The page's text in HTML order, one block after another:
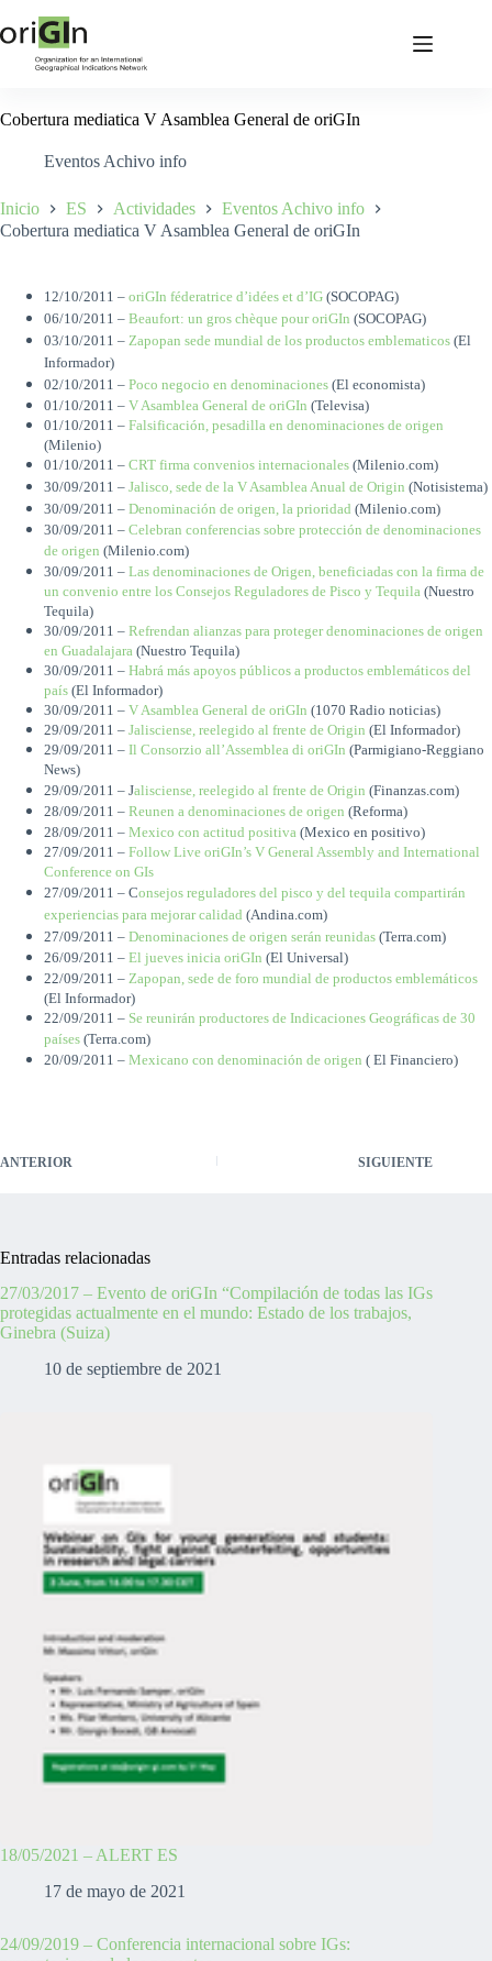
Cobertura mediatica V Asamblea General de oriGIn
Eventos Achivo info
Inicio ES Actividades
Eventos Achivo info
Cobertura mediatica V Asamblea General de oriGIn
12/10/2011 – oriGIn féderatrice d’idées et d’IG (SOCOPAG)
06/10/2011 – Beaufort: un gros chèque pour oriGIn (SOCOPAG)
03/10/2011 – Zapopan sede mundial de los productos emblematicos (El
Informador)
02/10/2011 – Poco negocio en denominaciones (El economista)
01/10/2011 – V Asamblea General de oriGIn (Televisa)
01/10/2011 – Falsificación, pesadilla en denominaciones de origen
(Milenio)
01/10/2011 – CRT firma convenios internacionales (Milenio.com)
30/09/2011 – Jalisco, sede de la V Asamblea Anual de Origin (Notisistema)
30/09/2011 – Denominación de origen, la prioridad (Milenio.com)
30/09/2011 – Celebran conferencias sobre protección de denominaciones
de origen (Milenio.com)
30/09/2011 – Las denominaciones de Origen, beneficiadas con la firma de
un convenio entre los Consejos Reguladores de Pisco y Tequila (Nuestro
Tequila)
30/09/2011 – Refrendan alianzas para proteger denominaciones de origen
en Guadalajara (Nuestro Tequila)
30/09/2011 – Habrá más apoyos públicos a productos emblemáticos del
país (El Informador)
30/09/2011 – V Asamblea General de oriGIn (1070 Radio noticias)
29/09/2011 – Jalisciense, reelegido al frente de Origin (El Informador)
29/09/2011 – Il Consorzio all’Assemblea di oriGIn (Parmigiano-Reggiano
News)
29/09/2011 – Jalisciense, reelegido al frente de Origin (Finanzas.com)
28/09/2011 – Reunen a denominaciones de origen (Reforma)
28/09/2011 – Mexico con actitud positiva (Mexico en positivo)
27/09/2011 – Follow Live oriGIn’s V General Assembly and International
Conference on GIs
27/09/2011 – Consejos reguladores del pisco y del tequila compartirán
experiencias para mejorar calidad (Andina.com)
27/09/2011 – Denominaciones de origen serán reunidas (Terra.com)
26/09/2011 – El jueves inicia oriGIn (El Universal)
22/09/2011 – Zapopan, sede de foro mundial de productos emblemáticos
(El Informador)
22/09/2011 – Se reunirán productores de Indicaciones Geográficas de 30
países (Terra.com)
20/09/2011 – Mexicano con denominación de origen ( El Financiero)
ANTERIOR SIGUIENTE
Entradas relacionadas
27/03/2017 – Evento de oriGIn “Compilación de todas las IGs
protegidas actualmente en el mundo: Estado de los trabajos,
Ginebra (Suiza)
10 de septiembre de 2021
18/05/2021 – ALERT ES
17 de mayo de 2021
24/09/2019 – Conferencia internacional sobre IGs: